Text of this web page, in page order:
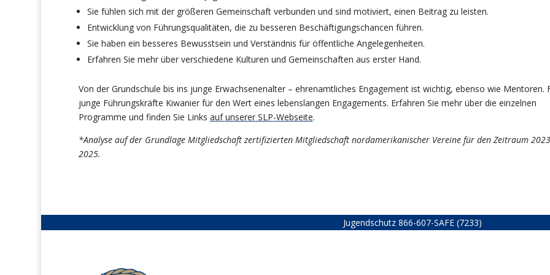
Sie fühlen sich mit der größeren Gemeinschaft verbunden und sind motiviert, einen Beitrag zu leisten.
Entwicklung von Führungsqualitäten, die zu besseren Beschäftigungschancen führen.
Sie haben ein besseres Bewusstsein und Verständnis für öffentliche Angelegenheiten.
Erfahren Sie mehr über verschiedene Kulturen und Gemeinschaften aus erster Hand.
Von der Grundschule bis ins junge Erwachsenenalter – ehrenamtliches Engagement ist wichtig, ebenso wie Mentoren.
junge Führungskräfte Kiwanier für den Wert eines lebenslangen Engagements. Erfahren Sie mehr über die einzelnen
Programme und finden Sie Links auf unserer SLP-Webseite.
*Analyse auf der Grundlage Mitgliedschaft zertifizierten Mitgliedschaft nordamerikanischer Vereine für den Zeitraum
2025.
Jugendschutz 866-607-SAFE (7233)